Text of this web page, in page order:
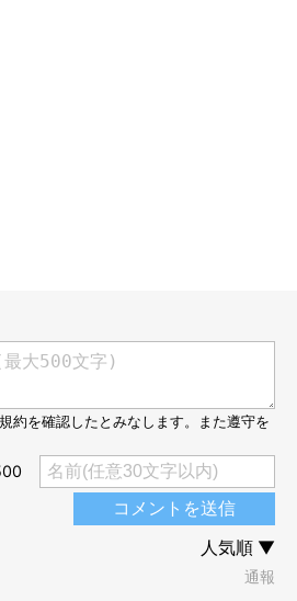
……」
んのところに行きたいビビちゃん。ウ